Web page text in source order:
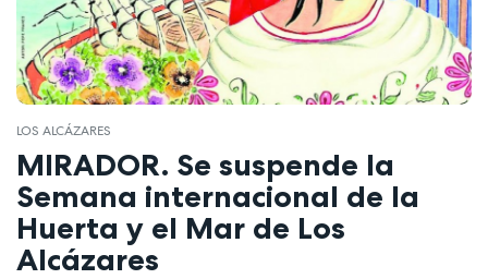
LOS ALCÁZARES
MIRADOR. Se suspende la
Semana internacional de la
Huerta y el Mar de Los
Alcázares